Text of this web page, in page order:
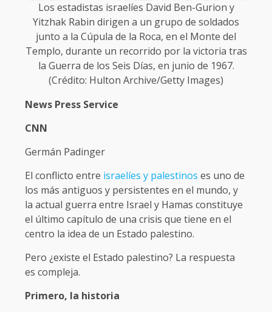
Los estadistas israelíes David Ben-Gurion y
Yitzhak Rabin dirigen a un grupo de soldados
junto a la Cúpula de la Roca, en el Monte del
Templo, durante un recorrido por la victoria tras
la Guerra de los Seis Días, en junio de 1967.
(Crédito: Hulton Archive/Getty Images)
News Press Service
CNN
Germán Padinger
El conflicto entre israelíes y palestinos es uno de
los más antiguos y persistentes en el mundo, y
la actual guerra entre Israel y Hamas constituye
el último capítulo de una crisis que tiene en el
centro la idea de un Estado palestino.
Pero ¿existe el Estado palestino? La respuesta
es compleja.
Primero, la historia